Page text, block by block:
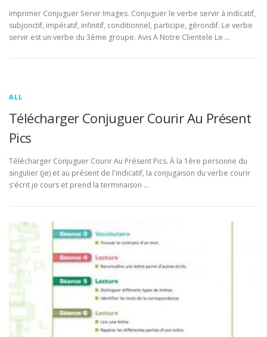
imprimer Conjuguer Servir Images. Conjuguer le verbe servir à indicatif,
subjonctif, impératif, infinitif, conditionnel, participe, gérondif. Le verbe
servir est un verbe du 3ème groupe. Avis A Notre Clientele Le …
ALL
Télécharger Conjuguer Courir Au Présent
Pics
Télécharger Conjuguer Courir Au Présent Pics. À la 1ère personne du
singulier (je) et au présent de l'indicatif, la conjugaison du verbe courir
s'écrit je cours et prend la terminaison …